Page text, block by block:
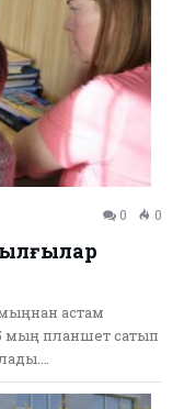
0 0
астам
мың планшет сатып